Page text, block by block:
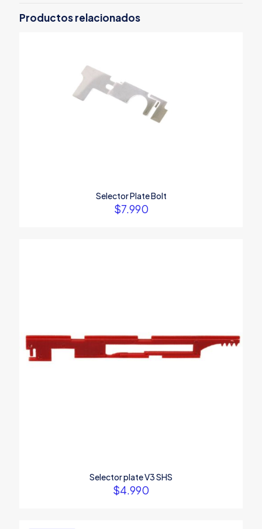
Productos relacionados
Selector Plate Bolt
$7.990
Selector plate V3 SHS
$4.990